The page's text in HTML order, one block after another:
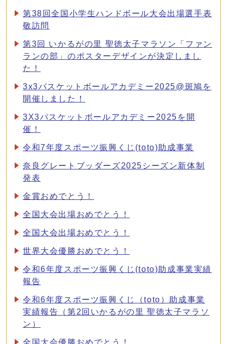
第38回全国小学生ハンドボール大会出場選手表
敬訪問
第3回 いかるがの里 聖徳太子マラソン「ファン
ランの部」のポスターデザインが決定しまし
た！
3x3バスケットボールアカデミー2025@斑鳩を
開催しました！
3X3バスケットボールアカデミー2025を開
催！
令和7年度スポーツ振興くじ(toto)助成事業
奈良グレートブッダーズ2025シーズン新体制
発表
金賞おめでとう！
全国大会出場おめでとう！
全国大会出場おめでとう！
世界大会優勝おめでとう！
令和6年度スポーツ振興くじ(toto)助成事業実績
報告
令和6年度スポーツ振興くじ（toto）助成事業
実績報告（第2回いかるがの里 聖徳太子マラソ
ン）
全国大会優勝おめでとう！